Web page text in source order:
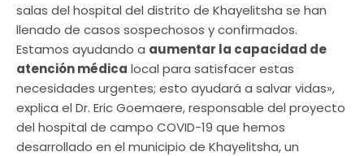
salas del hospital del distrito de Khayelitsha se han
llenado de casos sospechosos y confirmados.
Estamos ayudando a aumentar la capacidad de
atención médica local para satisfacer estas
necesidades urgentes; esto ayudará a salvar vidas»,
explica el Dr. Eric Goemaere, responsable del proyecto
del hospital de campo COVID-19 que hemos
desarrollado en el municipio de Khayelitsha, un